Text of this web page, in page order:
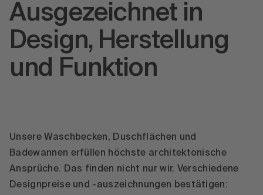
Ausgezeichnet in
Design, Herstellung
und Funktion
Unsere Waschbecken, Duschflächen und
Badewannen erfüllen höchste architektonische
Ansprüche. Das finden nicht nur wir. Verschiedene
Designpreise und -auszeichnungen bestätigen: